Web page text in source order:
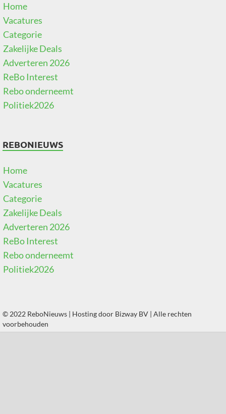
Home
Vacatures
Categorie
Zakelijke Deals
Adverteren 2026
ReBo Interest
Rebo onderneemt
Politiek2026
REBONIEUWS
Home
Vacatures
Categorie
Zakelijke Deals
Adverteren 2026
ReBo Interest
Rebo onderneemt
Politiek2026
© 2022 ReboNieuws | Hosting door Bizway BV | Alle rechten
voorbehouden